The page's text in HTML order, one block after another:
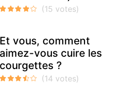
Et vous, comment
aimez-vous cuire les
courgettes ?